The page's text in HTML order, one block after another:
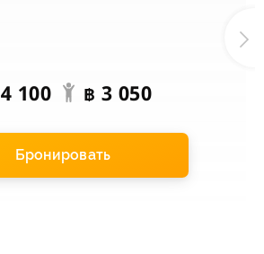
4 100 ฿ 3 050
Бронировать